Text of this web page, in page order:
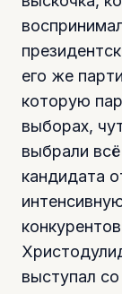
его же
которую
выборах,
выбрали
кандидата
выступал